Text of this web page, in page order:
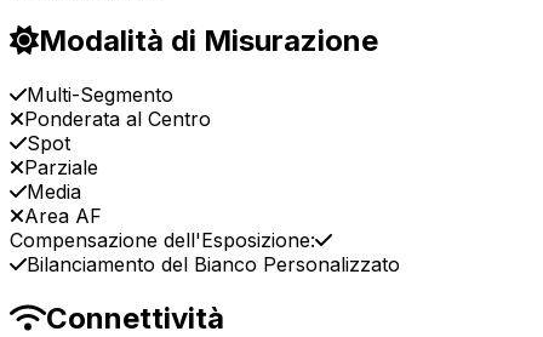
Modalità di Misurazione
Multi-Segmento
Ponderata al Centro
Spot
Parziale
Media
Area AF
Compensazione dell'Esposizione:
Bilanciamento del Bianco Personalizzato
Connettività